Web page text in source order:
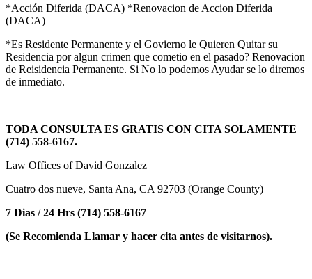
*Acción Diferida (DACA) *Renovacion de Accion Diferida
(DACA)
*Es Residente Permanente y el Govierno le Quieren Quitar su
Residencia por algun crimen que cometio en el pasado? Renovacion
de Reisidencia Permanente. Si No lo podemos Ayudar se lo diremos
de inmediato.
TODA CONSULTA ES GRATIS CON CITA SOLAMENTE
(714) 558-6167.
Law Offices of David Gonzalez
Cuatro dos nueve, Santa Ana, CA 92703 (Orange County)
7 Dias / 24 Hrs (714) 558-6167
(Se Recomienda Llamar y hacer cita antes de visitarnos).